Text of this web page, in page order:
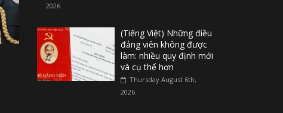
2026
(Tiếng Việt) Những điều
đảng viên không được
làm: nhiều quy định mới
và cụ thể hơn
Thursday August 6th,
2026